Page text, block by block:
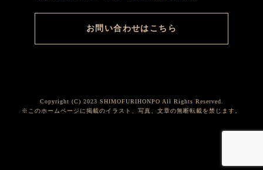
お問い合わせはこちら
Copyright (C) 2023 SHIMOFURIHONPO All Rights Reserved.
※このホームページに掲載のイラスト、写真、文章の無断転載を禁じます。